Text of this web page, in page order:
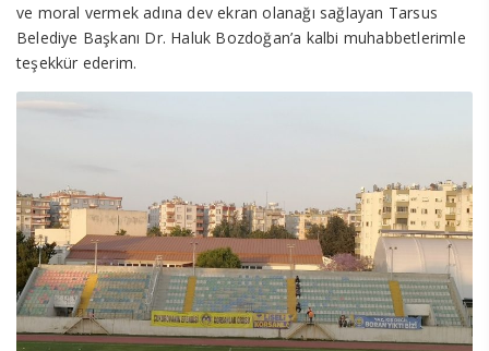
ve moral vermek adına dev ekran olanağı sağlayan Tarsus
Belediye Başkanı Dr. Haluk Bozdoğan’a kalbi muhabbetlerimle
teşekkür ederim.